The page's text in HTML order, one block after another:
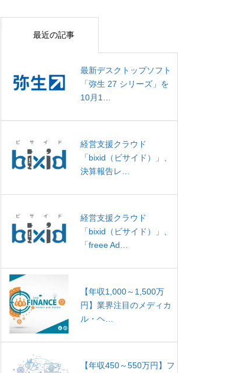
最近の記事
最新デスクトップソフト
「弥生 27 シリーズ」を
10月1…
経営支援クラウド
「bixid（ビサイド）」、
決算報告レ…
経営支援クラウド
「bixid（ビサイド）」、
「freee Ad…
【年収1,000～1,500万
円】業界注目のメディカ
ル・ヘ…
【年収450～550万円】フ